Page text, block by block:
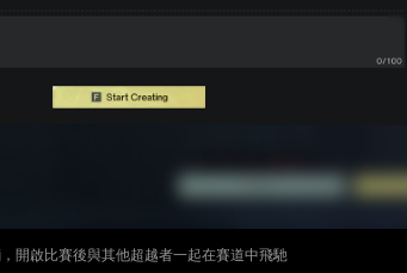
開啟比賽後與其他超越者一起在賽道中飛馳